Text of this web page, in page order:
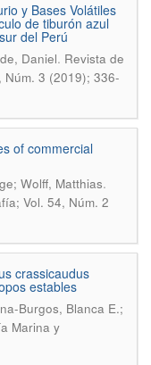
y Bases Volátiles
de tiburón azul
del Perú
Daniel. Revista de
Núm. 3 (2019); 336-
of commercial
Wolff, Matthias.
Vol. 54, Núm. 2
crassicaudus
estables
Burgos, Blanca E.;
Marina y